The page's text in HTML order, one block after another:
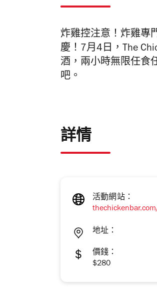
炸雞控注意！炸雞專
慶！7月4日，The
酒，兩小時無限任食
吧。
詳情
活動網站：
地址：
價錢：
$280